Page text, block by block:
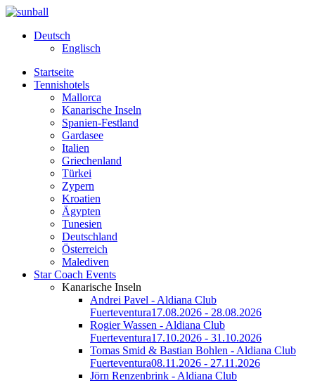
Deutsch
Englisch
Startseite
Tennishotels
Mallorca
Kanarische Inseln
Spanien-Festland
Gardasee
Italien
Griechenland
Türkei
Zypern
Kroatien
Ägypten
Tunesien
Deutschland
Österreich
Malediven
Star Coach Events
Kanarische Inseln
Andrei Pavel - Aldiana Club
Fuerteventura17.08.2026 - 28.08.2026
Rogier Wassen - Aldiana Club
Fuerteventura17.10.2026 - 31.10.2026
Tomas Smid & Bastian Bohlen - Aldiana Club
Fuerteventura08.11.2026 - 27.11.2026
Jörn Renzenbrink - Aldiana Club